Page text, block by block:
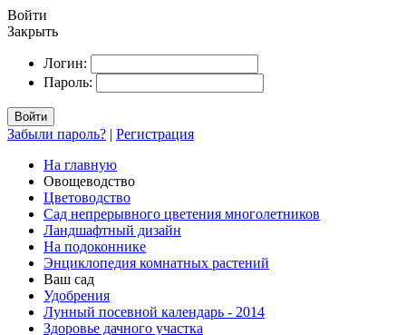
Войти
Закрыть
Логин:
Пароль:
Войти
Забыли пароль? | Регистрация
На главную
Овощеводство
Цветоводство
Сад непрерывного цветения многолетников
Ландшафтный дизайн
На подоконнике
Энциклопедия комнатных растений
Ваш сад
Удобрения
Лунный посевной календарь - 2014
Здоровье дачного участка